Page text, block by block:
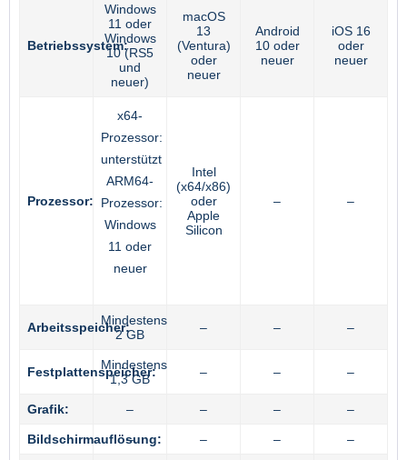
Betriebssystem:
Windows
11 oder
Windows
10 (RS5
und
neuer)
macOS
13
(Ventura)
oder
neuer
Android
10 oder
neuer
iOS 16
oder
neuer
Prozessor:
x64-
Prozessor:
unterstützt
ARM64-
Prozessor:
Windows
11 oder
neuer
Intel
(x64/x86)
oder
Apple
Silicon
– –
Arbeitsspeicher:Mindestens
2 GB
– – –
Festplattenspeicher:
Mindestens
1,3 GB
– – –
Grafik: – – – –
Bildschirmauflösung:
– – – –